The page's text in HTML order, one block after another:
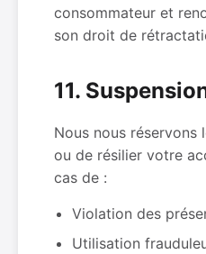
consommateur et
son droit de
11.
Nous nous réservons
ou de résilier votre
cas de :
Violation des
Utilisation